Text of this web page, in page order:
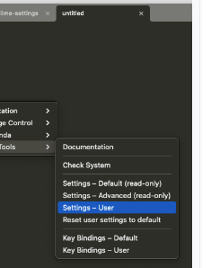
texmf-dist/tex/latex/
thuthesis-master/
thuthesis-master/thuthesis-